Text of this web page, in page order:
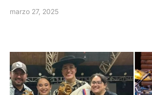
marzo 27, 2025